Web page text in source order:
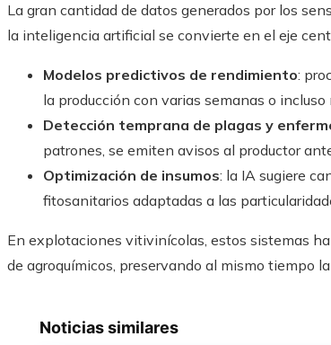
La gran cantidad de datos generados por los
la inteligencia artificial se convierte en el eje
Modelos predictivos de rendimiento:
la producción con varias semanas o
Detección temprana de plagas y
patrones, se emiten avisos al productor
Optimización de insumos: la IA sugiere
fitosanitarios adaptadas a las
En explotaciones vitivinícolas, estos sistemas
de agroquímicos, preservando al mismo tiempo
Noticias similares